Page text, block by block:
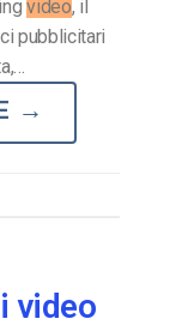
video, il
pubblicitari
→
video